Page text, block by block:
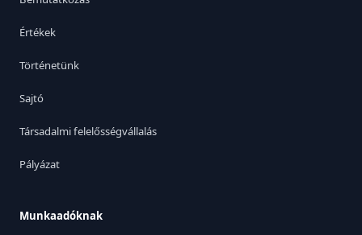
Értékek
Történetünk
Sajtó
Társadalmi felelősségvállalás
Pályázat
Munkaadóknak